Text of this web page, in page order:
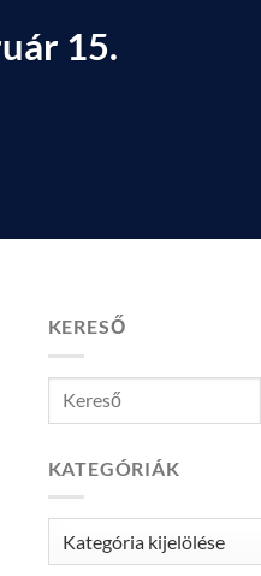
15.
KERESŐ
KATEGÓRIÁK
Kategóriák